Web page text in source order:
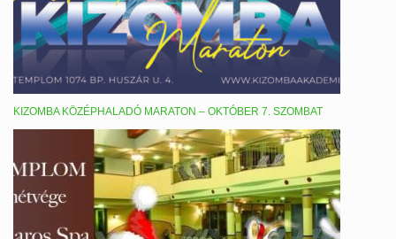
KIZOMBA KÖZÉPHALADÓ MARATON – OKTÓBER 7. SZOMBAT